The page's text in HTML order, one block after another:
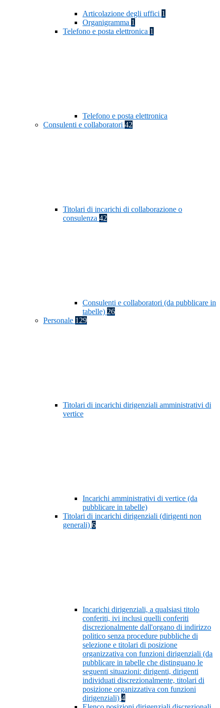
Articolazione degli uffici 1
Organigramma 1
Telefono e posta elettronica 1
Telefono e posta elettronica
Consulenti e collaboratori 42
Titolari di incarichi di collaborazione o
consulenza 42
Consulenti e collaboratori (da pubblicare in
tabelle) 26
Personale 129
Titolari di incarichi dirigenziali amministrativi di
vertice
Incarichi amministrativi di vertice (da
pubblicare in tabelle)
Titolari di incarichi dirigenziali (dirigenti non
generali) 6
Incarichi dirigenziali, a qualsiasi titolo
conferiti, ivi inclusi quelli conferiti
discrezionalmente dall'organo di indirizzo
politico senza procedure pubbliche di
selezione e titolari di posizione
organizzativa con funzioni dirigenziali (da
pubblicare in tabelle che distinguano le
seguenti situazioni: dirigenti, dirigenti
individuati discrezionalmente, titolari di
posizione organizzativa con funzioni
dirigenziali) 4